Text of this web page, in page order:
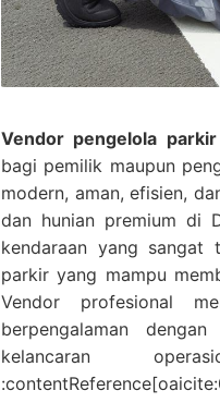
Vendor pengelola
bagi pemilik maupun
modern, aman, efisien,
dan hunian premium di
kendaraan yang sangat
parkir yang mampu
Vendor profesional
berpengalaman
kelancaran